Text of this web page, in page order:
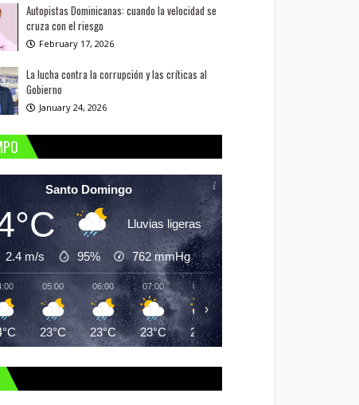
Autopistas Dominicanas: cuando la velocidad se
cruza con el riesgo
February 17, 2026
La lucha contra la corrupción y las críticas al
Gobierno
January 24, 2026
Santo Domingo
Lluvias ligeras
2.4 m/s 95% 762mmHg
05:00
23°C
06:00
23°C
07:00
23°C
08:00
25°C
›